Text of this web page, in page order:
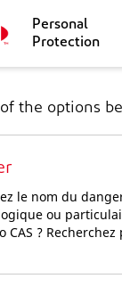
Personal
Protection
the options
le nom du
ou
CAS ? Recherchez